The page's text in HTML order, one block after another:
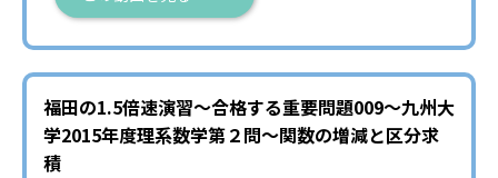
福田の1.5倍速演習〜合格する重要問題009〜九州大
学2015年度理系数学第２問〜関数の増減と区分求
積